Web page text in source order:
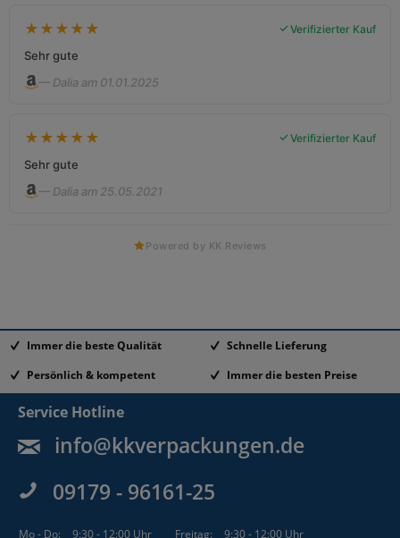
★ ★ ★ ★ ★ Verifizierter Kauf
Sehr gute
— Dalia am 01.01.2025
★ ★ ★ ★ ★ Verifizierter Kauf
Sehr gute
— Dalia am 25.05.2021
Powered by KK Reviews
Immer die beste Qualität
Schnelle Lieferung
Persönlich & kompetent
Immer die besten Preise
Service Hotline
info@kkverpackungen.de
09179 - 96161-25
Mo - Do: 9:30 - 12:00 Uhr Freitag:
9:30 - 12:00 Uhr